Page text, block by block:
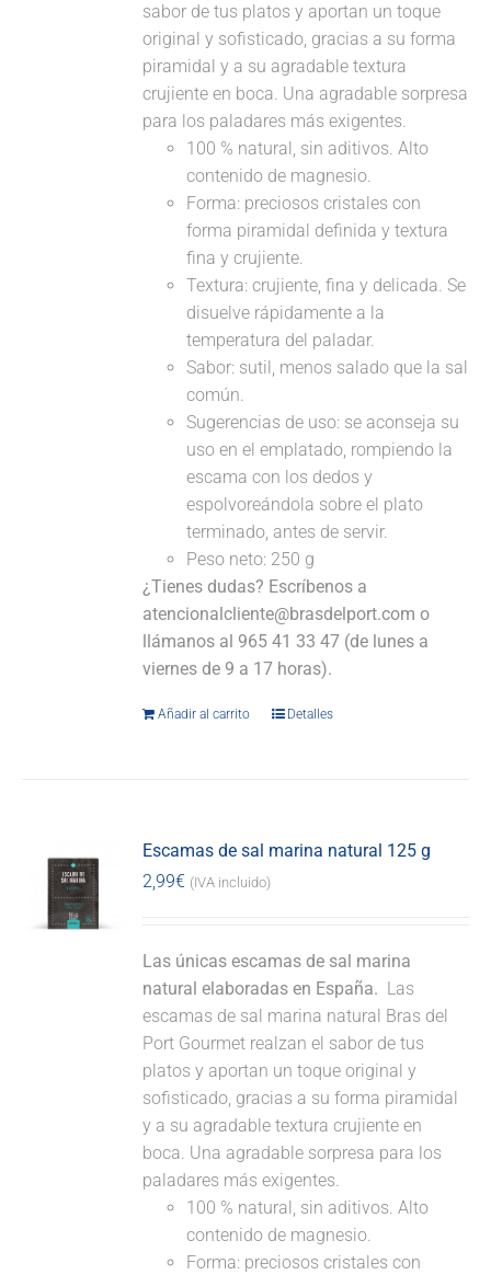
sabor de tus platos y aportan un toque
original y sofisticado, gracias a su forma
piramidal y a su agradable textura
crujiente en boca. Una agradable sorpresa
para los paladares más exigentes.
100 % natural, sin aditivos. Alto
contenido de magnesio.
Forma: preciosos cristales con
forma piramidal definida y textura
fina y crujiente.
Textura: crujiente, fina y delicada. Se
disuelve rápidamente a la
temperatura del paladar.
Sabor: sutil, menos salado que la sal
común.
Sugerencias de uso: se aconseja su
uso en el emplatado, rompiendo la
escama con los dedos y
espolvoreándola sobre el plato
terminado, antes de servir.
Peso neto: 250 g
¿Tienes dudas? Escríbenos a
atencionalcliente@brasdelport.com o
llámanos al 965 41 33 47 (de lunes a
viernes de 9 a 17 horas).
Añadir al carrito Detalles
Escamas de sal marina natural 125 g
2,99€ (IVA incluido)
Las únicas escamas de sal marina
natural elaboradas en España. Las
escamas de sal marina natural Bras del
Port Gourmet realzan el sabor de tus
platos y aportan un toque original y
sofisticado, gracias a su forma piramidal
y a su agradable textura crujiente en
boca. Una agradable sorpresa para los
paladares más exigentes.
100 % natural, sin aditivos. Alto
contenido de magnesio.
Forma: preciosos cristales con